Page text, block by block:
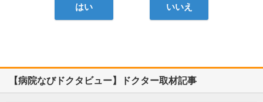
はい いいえ
【病院なびドクタビュー】ドクター取材記事